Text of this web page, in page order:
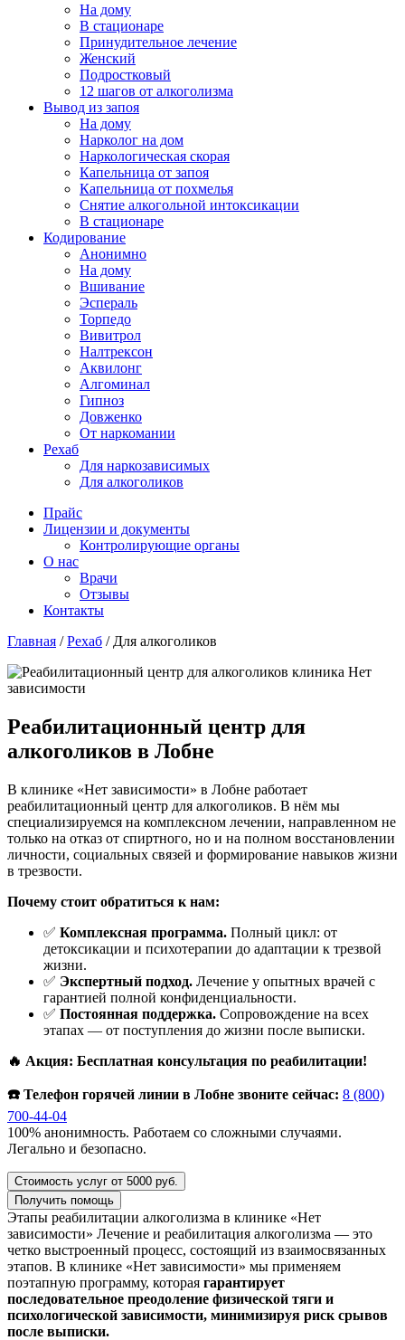
На дому
В стационаре
Принудительное лечение
Женский
Подростковый
12 шагов от алкоголизма
Вывод из запоя
На дому
Нарколог на дом
Наркологическая скорая
Капельница от запоя
Капельница от похмелья
Снятие алкогольной интоксикации
В стационаре
Кодирование
Анонимно
На дому
Вшивание
Эспераль
Торпедо
Вивитрол
Налтрексон
Аквилонг
Алгоминал
Гипноз
Довженко
От наркомании
Рехаб
Для наркозависимых
Для алкоголиков
Прайс
Лицензии и документы
Контролирующие органы
О нас
Врачи
Отзывы
Контакты
Главная /Рехаб / Для алкоголиков
Реабилитационный центр для
алкоголиков в Лобне
В клинике «Нет зависимости» в Лобне работает
реабилитационный центр для алкоголиков. В нём мы
специализируемся на комплексном лечении, направленном не
только на отказ от спиртного, но и на полном восстановлении
личности, социальных связей и формирование навыков жизни
в трезвости.
Почему стоит обратиться к нам:
✅ Комплексная программа. Полный цикл: от
детоксикации и психотерапии до адаптации к трезвой
жизни.
✅ Экспертный подход. Лечение у опытных врачей с
гарантией полной конфиденциальности.
✅ Постоянная поддержка. Сопровождение на всех
этапах — от поступления до жизни после выписки.
🔥 Акция: Бесплатная консультация по реабилитации!
☎️ Телефон горячей линии в Лобне звоните сейчас: 8 (800)
700-44-04
100% анонимность. Работаем со сложными случаями.
Легально и безопасно.
Стоимость услуг от 5000 руб.
Получить помощь
Этапы реабилитации алкоголизма в клинике «Нет
зависимости» Лечение и реабилитация алкоголизма — это
четко выстроенный процесс, состоящий из взаимосвязанных
этапов. В клинике «Нет зависимости» мы применяем
поэтапную программу, которая гарантирует
последовательное преодоление физической тяги и
психологической зависимости, минимизируя риск срывов
после выписки.